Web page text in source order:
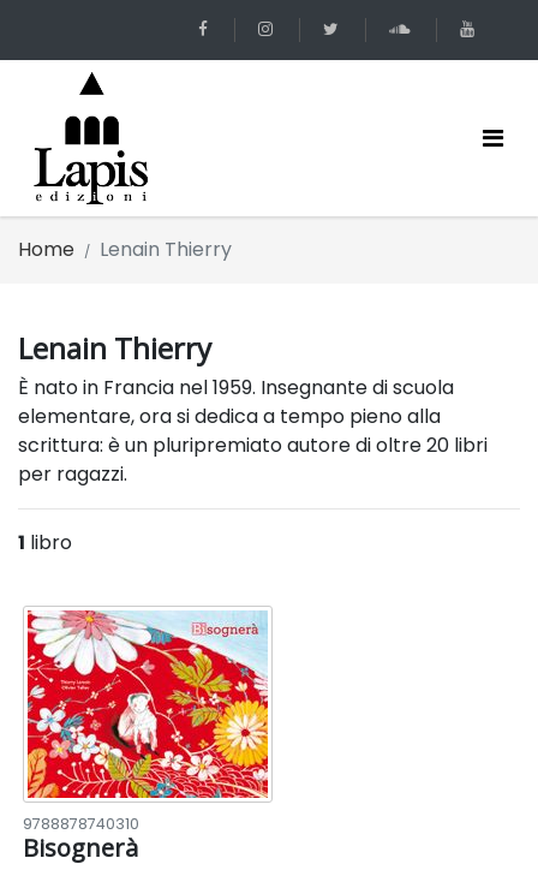
Home Lenain Thierry
Lenain Thierry
È nato in Francia nel 1959. Insegnante di scuola
elementare, ora si dedica a tempo pieno alla
scrittura: è un pluripremiato autore di oltre 20 libri
per ragazzi.
1 libro
9788878740310
Bisognerà